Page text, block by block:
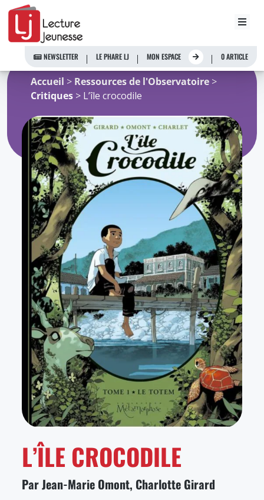
Aller
contenu
NEWSLETTER LE PHARE LJ MON ESPACE 0 ARTICLE
Accueil > Ressources de l'Observatoire >
Critiques > L’île crocodile
L’ÎLE CROCODILE
Par Jean-Marie Omont, Charlotte Girard